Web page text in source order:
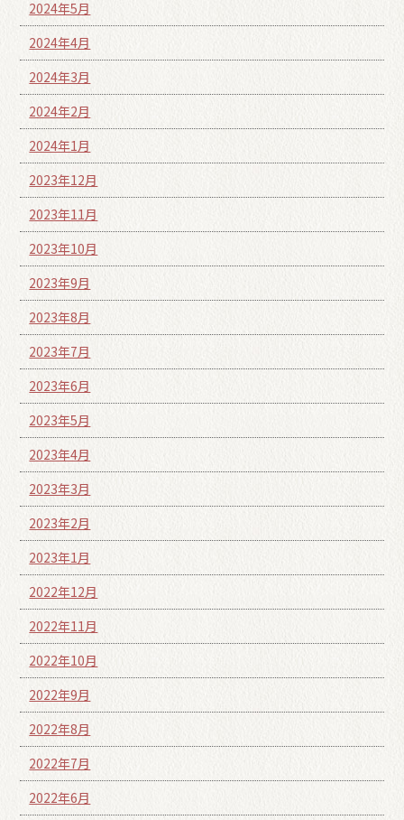
2024年5月
2024年4月
2024年3月
2024年2月
2024年1月
2023年12月
2023年11月
2023年10月
2023年9月
2023年8月
2023年7月
2023年6月
2023年5月
2023年4月
2023年3月
2023年2月
2023年1月
2022年12月
2022年11月
2022年10月
2022年9月
2022年8月
2022年7月
2022年6月